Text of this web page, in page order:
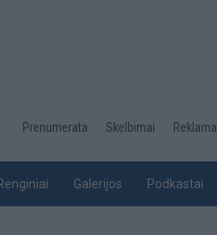
Desktop
top
Prenumerata Skelbimai Reklama
Galerijos Podkastai